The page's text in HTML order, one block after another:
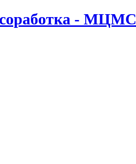
соработка - МЦМС